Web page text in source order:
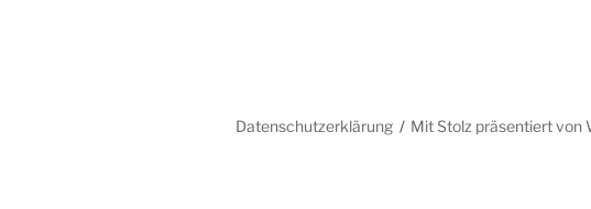
Datenschutzerklärung Mit Stolz präsentiert von